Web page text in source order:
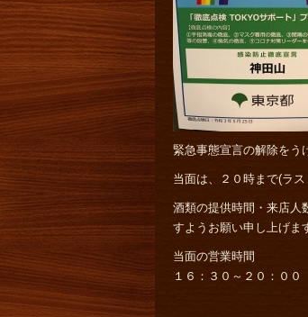
緊急事態宣言の解除をう
当面は、２０時まで(ラ
酒類の提供時間・来店人
すようお願い申し上げま
当面の営業時間
１６：３０～２０：００